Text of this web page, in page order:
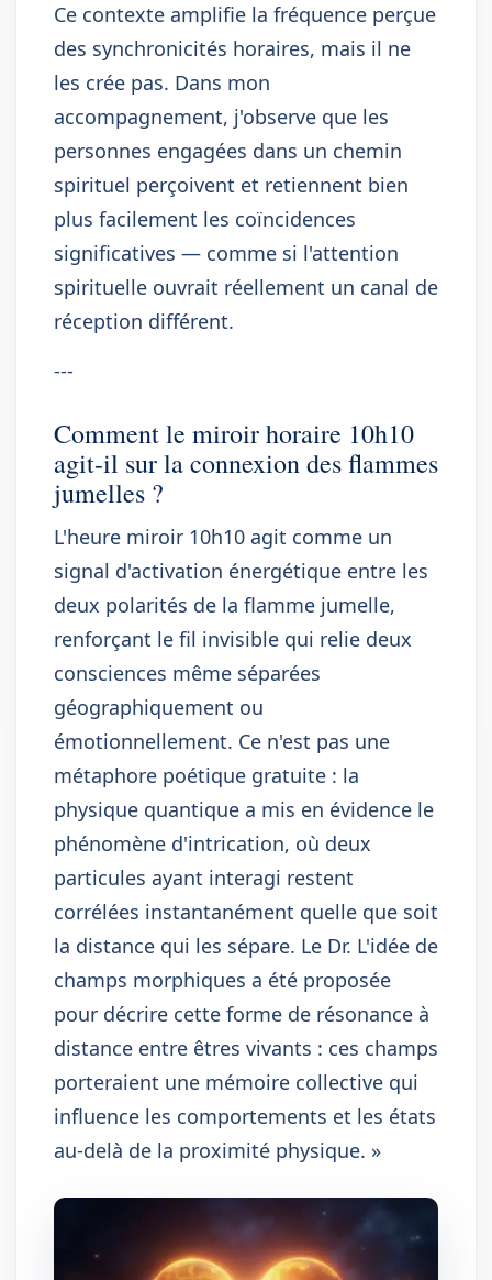
Ce contexte amplifie la fréquence perçue
des synchronicités horaires, mais il ne
les crée pas. Dans mon
accompagnement, j'observe que les
personnes engagées dans un chemin
spirituel perçoivent et retiennent bien
plus facilement les coïncidences
significatives — comme si l'attention
spirituelle ouvrait réellement un canal de
réception différent.
---
Comment le miroir horaire 10h10
agit-il sur la connexion des flammes
jumelles ?
L'heure miroir 10h10 agit comme un
signal d'activation énergétique entre les
deux polarités de la flamme jumelle,
renforçant le fil invisible qui relie deux
consciences même séparées
géographiquement ou
émotionnellement. Ce n'est pas une
métaphore poétique gratuite : la
physique quantique a mis en évidence le
phénomène d'intrication, où deux
particules ayant interagi restent
corrélées instantanément quelle que soit
la distance qui les sépare. Le Dr. L'idée de
champs morphiques a été proposée
pour décrire cette forme de résonance à
distance entre êtres vivants : ces champs
porteraient une mémoire collective qui
influence les comportements et les états
au-delà de la proximité physique. »